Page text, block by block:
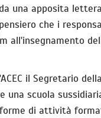
una apposita
che i
all'insegnamento
il Segretario
scuola
di attività